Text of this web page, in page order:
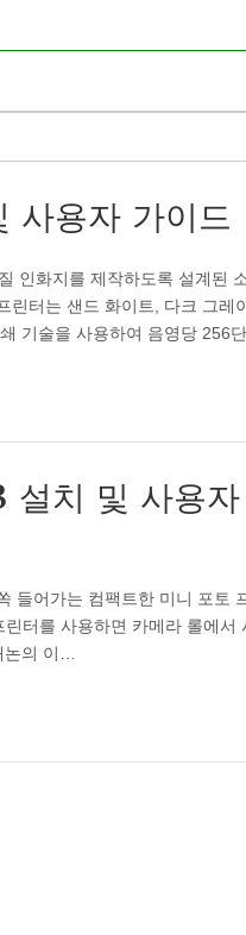
용자 가이
인화지를 제작하도록 설계된
터는 샌드 화이트, 다크 그레
기술을 사용하여 음영당 256
치 및 사용
들어가는 컴팩트한 미니 포토
터를 사용하면 카메라 롤에
의 이…